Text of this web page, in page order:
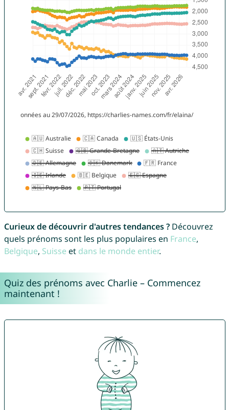
Curieux de découvrir d'autres tendances ?Découvrez
quels prénoms sont les plus populaires en France,
Belgique, Suisse et dans le monde entier.
Quiz des prénoms avec Charlie – Commencez
maintenant !